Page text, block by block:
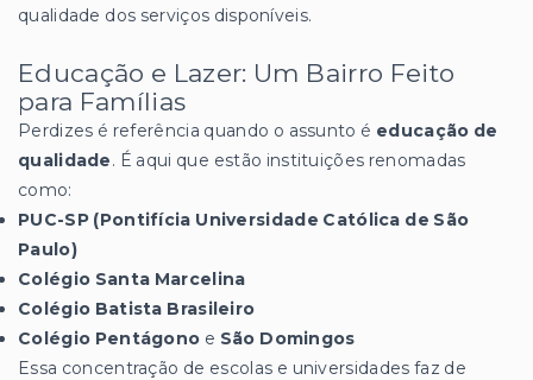
qualidade dos serviços disponíveis.
Educação e Lazer: Um Bairro Feito
para Famílias
Perdizes é referência quando o assunto é educação de
qualidade. É aqui que estão instituições renomadas
como:
PUC-SP (Pontifícia Universidade Católica de São
Paulo)
Colégio Santa Marcelina
Colégio Batista Brasileiro
Colégio Pentágono e São Domingos
Essa concentração de escolas e universidades faz de